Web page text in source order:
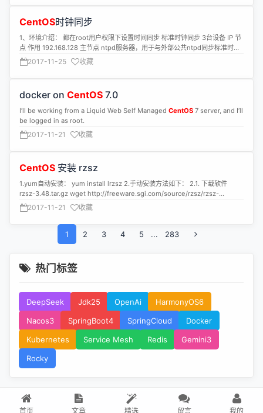
首页 文章 精选 留言 我的
programming language, and is a lot of fun to use! Storm has many use
computation, distributed RPC, ETL, and more. Storm is fast: a
benchmark clocked it at overa million tuples processed per second per
node. It isscalable,fault-tolerant,guarantees your data will be
project.net/ 安装脚本 安装daemontools-0.76.tar.gz的脚本: yum install
0.76.tar.gz sudo tar xzf daemontools-0.76.tar.gz sudo wget
0.76.errno.patch cd admin/daemontools-0.76 sudo patch -p1 <
http://www.cnblogs.com/daemontools-0.76.errno.patch sudo rm
http://www.cnblogs.com/daemontools-0.76.errno.patch
的,去掉了两个大文件的下载,依赖项修改为yum安装,代码略长 #!/bin/bash
pp() { echo -e "\e[00;32m"$1"\e[00m" } HOST=`hostname`
######################################### # Clean up old
installation. #########################################
cleanup() { pp "Cleaning up previous installation..." rm -rf $BASEDIR
$START_SH echo "#!/bin/bash" > $STOP_SH chmod +x $STOP_SH }
######################################### # System
dependencies. #########################################
gcc-c++.x86_64 crontabs screen daemontools uuid-devel libuuid-
devel git libtool build-essential unzip echo }
######################################### zookeeper() {
echo "Current Host $HOST " # if [ "$HOST" != "$NIMBUS" ] # then # pp
"Skipping ZooKeeper installation on all hosts but nimbus!" # return # fi
ZK_VERSION="3.3.6" ZK_DIR=$BASEDIR"/zookeeper"
ZK_CONFIGFILE="zoo.conf" ZK_CONF=$ZK_DIR"/"$ZK_CONFIGFILE
ZK_RUN=$ZK_DIR"/run" ZK_PURGE=$ZK_DIR"/purge.sh"
ZK_DATADIR=$ZK_DIR"/data"
ZK_TARBALL_URL="http://apache.openmirror.de/zookeeper/zookeeper-
ZK_INSTALLDIR=$ZK_DIR/"zookeeper-"$ZK_VERSION
ZK_LOCALTARBALL="/data/dist/zookeeper-"$ZK_VERSION".tar.gz"
CentOS时钟同步
1、环境介绍： 都在root用户权限下设置时间同步 标准时钟同步 3台设备 IP 节
点 作用 192.168.128 主节点 ntpd服务器，用于与外部公共ntpd同步标准时间
192.168.129 备用主节点 ntpd客户端，用于与ntpd同步时间 192.168.130 子节
点 ntpd客户端，用于与ntpd同步时间 2、ntp时钟同步设置步骤 检查ntp服务
是否安装。 出现如下则表示安装成功。 如果未安装则：yum -y install ntp。
器：192.168.9.128；配置前先将外网时间同步至服务器机器：ntpdate -u
cn.pool.ntp.org； 修改服务器配置文件 vim /etc/ntp.conf 增加下面这两项：
这个设置成自己的IP最后一位写0； 后面这个也需要配置，这个是固定的： ntp
时间已经和外网同步。 配置客户端的时间同步（192.168.9.129/130）。同样
2017-11-25 收藏
docker on CentOS 7.0
I’ll be working from a Liquid Web Self Managed CentOS 7 server, and I’ll
be logged in as root.
2017-11-21 收藏
CentOS 安装 rzsz
1.yum自动安装： yum install lrzsz 2.手动安装方法如下： 2.1. 下载软件
rzsz-3.48.tar.gz wget http://freeware.sgi.com/source/rzsz/rzsz-
3.48.tar.gz下载。 2.2解压 tar zxvf rzsz-3.48.tar.gz 2.3.安装 cd rzsz-3.48
make posix 或者 make linux 2.4.如果出现如下提示： -bash: make:
command not found。 2.5.表系统没有安装编译器，SSH下安装一下： yum
-y install gcc automake autoconf libtool make 2.6.再次执行make posix
命令 [root@miao src]#make posix 02 cc -O -DPOSIX -DMD=2 rz.c -o rz
36556 8ecc rz 06 rm -f rb rx rc 07 ln rz rb 08 ln rz rx 09 ln rz rc 10 cc -O
-DPOSIX sz.c -o sz 11 size sz 12 text data bss dec hex filename 13
zcommandi 15 ln sz sb 16 ln sz sx 17 ln sz zcommand 18 ln sz
zcommandi 19 [root@miao src]# 3.为了方便使用这个工具，把相关文件复
制到目录/usr/bin下面，这里只需要拷贝2个文件rz及sz cp rz sz /usr/bin
2017-11-21 收藏
1 2 3 4 5 ... 283
热门标签
DeepSeek Jdk25 OpenAi
HarmonyOS6
Nacos3
SpringBoot4 SpringCloud
Docker
Kubernetes
Service Mesh Redis
Gemini3
Rocky